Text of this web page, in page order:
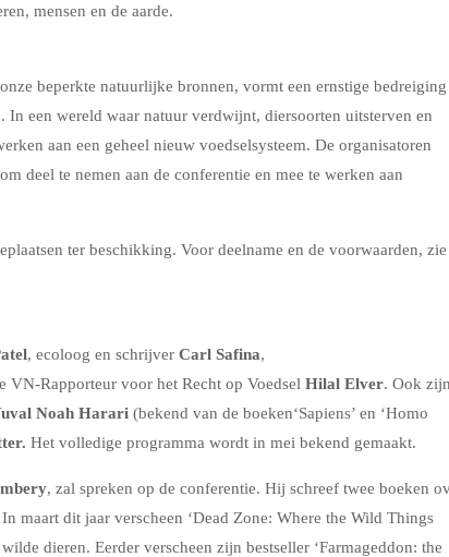
mensen en de aarde.
beperkte natuurlijke bronnen, vormt een ernstige bedreiging
een wereld waar natuur verdwijnt, diersoorten uitsterven en
aan een geheel nieuw voedselsysteem. De organisatoren
deel te nemen aan de conferentie en mee te werken aan
ter beschikking. Voor deelname en de voorwaarden, zie
, ecoloog en schrijver Carl Safina,
VN-Rapporteur voor het Recht op Voedsel Hilal Elver. Ook zijn
Noah Harari (bekend van de boeken‘Sapiens’ en ‘Homo
Het volledige programma wordt in mei bekend gemaakt.
, zal spreken op de conferentie. Hij schreef twee boeken
maart dit jaar verscheen ‘Dead Zone: Where the Wild Things
dieren. Eerder verscheen zijn bestseller ‘Farmageddon: the